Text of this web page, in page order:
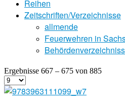
Reihen
Zeitschriften/Verzeichnisse
allmende
Feuerwehren in
Ergebnisse 667 – 675 von 885